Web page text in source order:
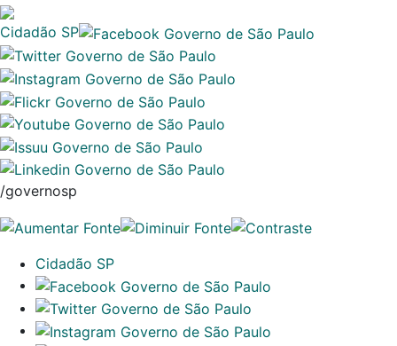
Cidadão SP
/governosp
Cidadão SP